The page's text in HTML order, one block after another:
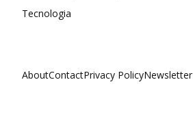
Tecnologia
AboutContactPrivacy PolicyNewsletter